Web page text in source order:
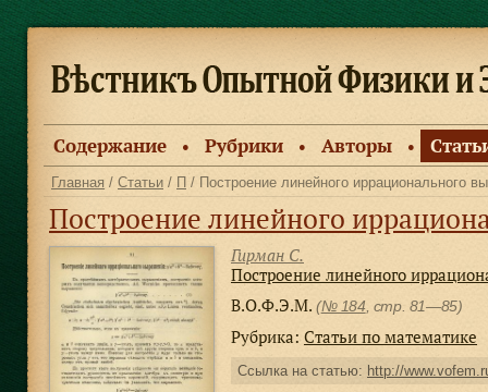
Содержание ● Рубрики ● Авторы ●
Главная / Статьи / П / Построение линейного иррационального
Построение линейного
Гирман С.
Построение линейного
В.О.Ф.Э.М. (№ 184 , стр. 81—85)
Рубрика: Статьи по математике
Ссылка на статью: http://